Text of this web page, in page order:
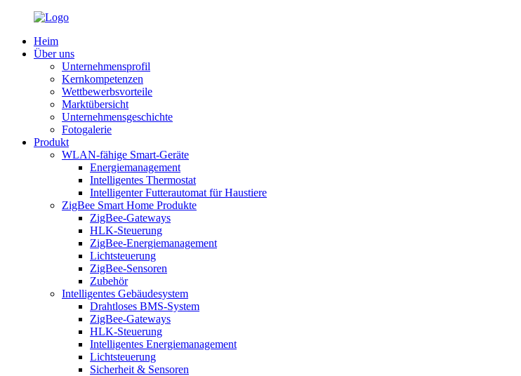
Heim
Über uns
Unternehmensprofil
Kernkompetenzen
Wettbewerbsvorteile
Marktübersicht
Unternehmensgeschichte
Fotogalerie
Produkt
WLAN-fähige Smart-Geräte
Energiemanagement
Intelligentes Thermostat
Intelligenter Futterautomat für Haustiere
ZigBee Smart Home Produkte
ZigBee-Gateways
HLK-Steuerung
ZigBee-Energiemanagement
Lichtsteuerung
ZigBee-Sensoren
Zubehör
Intelligentes Gebäudesystem
Drahtloses BMS-System
ZigBee-Gateways
HLK-Steuerung
Intelligentes Energiemanagement
Lichtsteuerung
Sicherheit & Sensoren